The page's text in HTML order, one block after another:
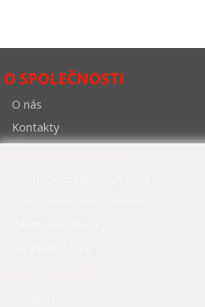
O SPOLEČNOSTI
O nás
Kontakty